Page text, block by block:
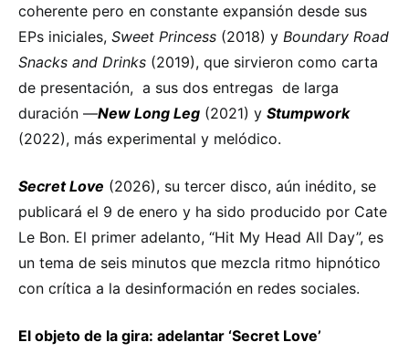
coherente pero en constante expansión desde sus
EPs iniciales, Sweet Princess (2018) y Boundary Road
Snacks and Drinks (2019), que sirvieron como carta
de presentación, a sus dos entregas de larga
duración —New Long Leg (2021) y Stumpwork
(2022), más experimental y melódico.
Secret Love (2026), su tercer disco, aún inédito, se
publicará el 9 de enero y ha sido producido por Cate
Le Bon. El primer adelanto, “Hit My Head All Day”, es
un tema de seis minutos que mezcla ritmo hipnótico
con crítica a la desinformación en redes sociales.
El objeto de la gira: adelantar ‘Secret Love’